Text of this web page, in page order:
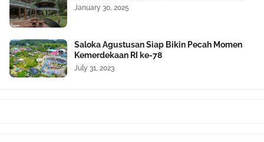
January 30, 2025
Saloka Agustusan Siap Bikin Pecah Momen
Kemerdekaan RI ke-78
July 31, 2023